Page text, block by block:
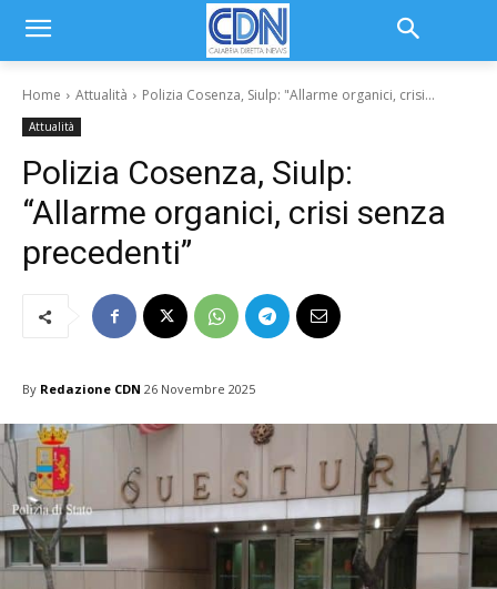
Home Attualità Polizia Cosenza, Siulp: "Allarme organici, crisi...
Attualità
Polizia Cosenza, Siulp:
“Allarme organici, crisi senza
precedenti”
By Redazione CDN 26 Novembre 2025